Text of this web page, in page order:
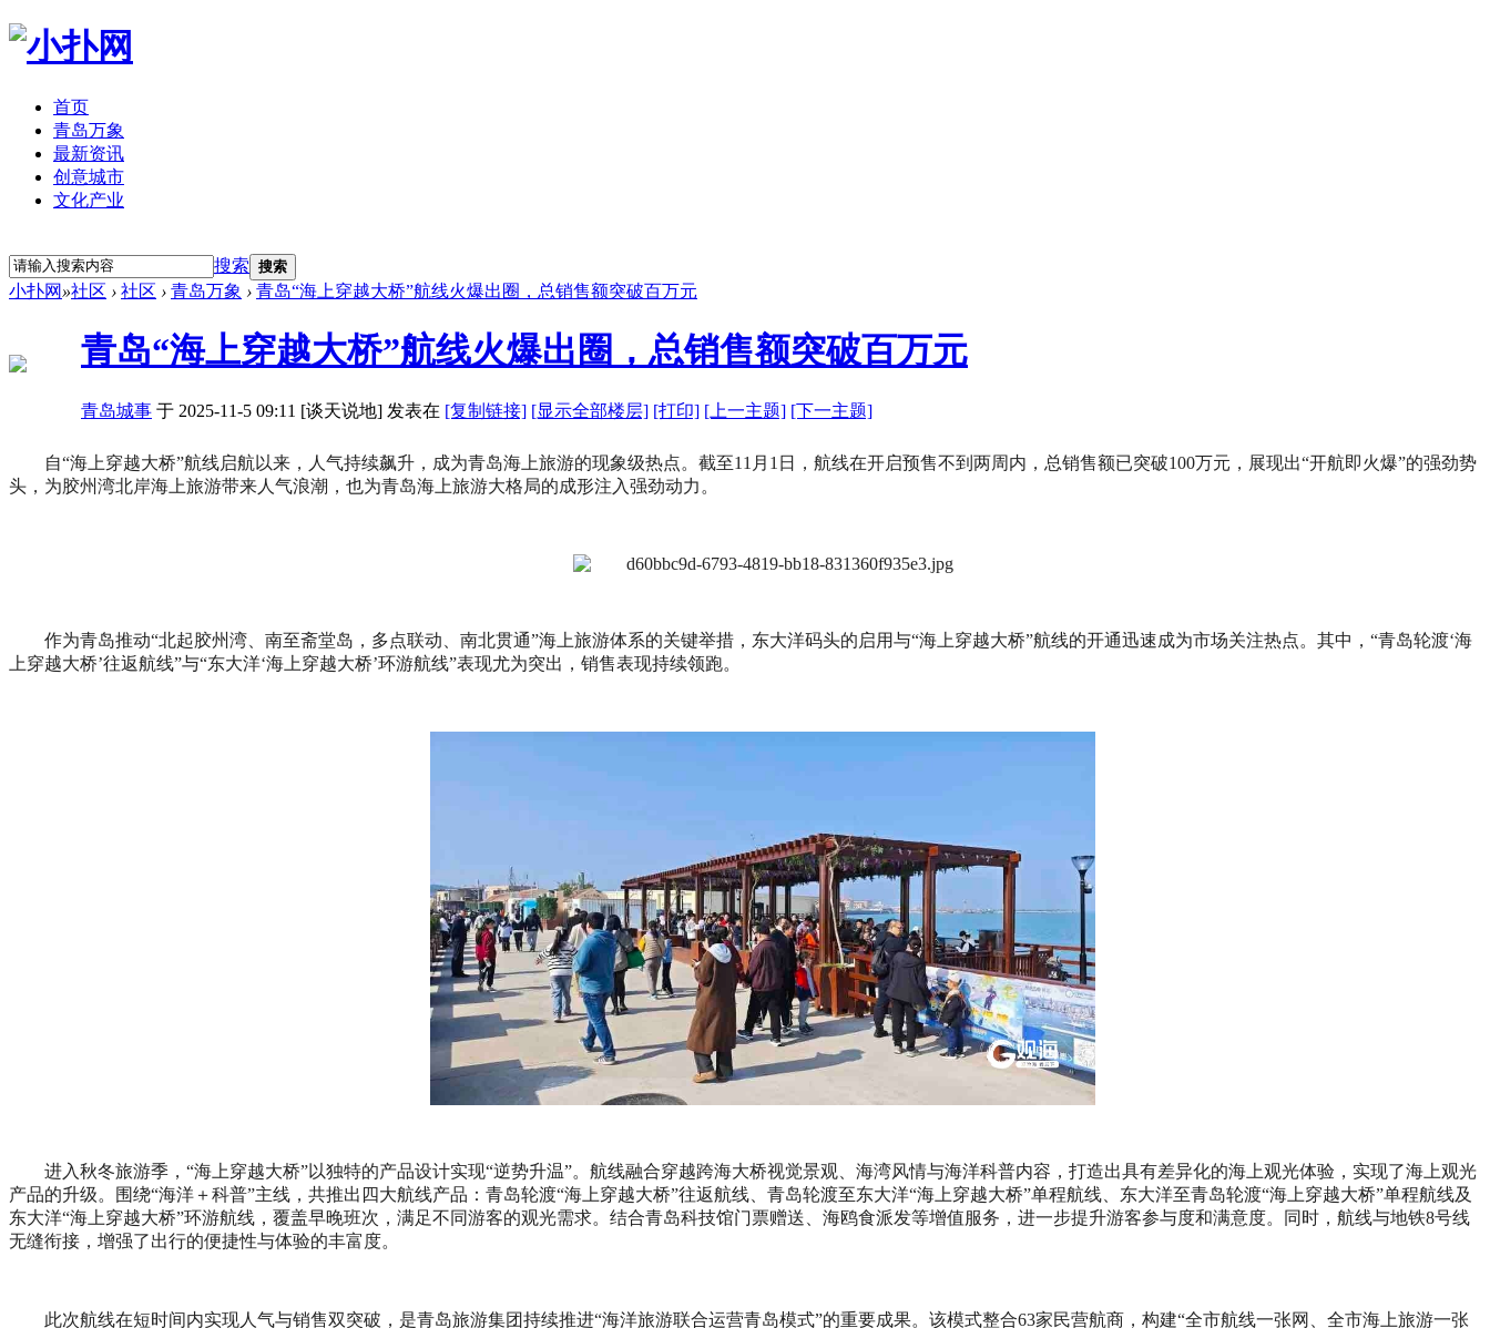
首页
青岛万象
最新资讯
创意城市
文化产业
搜索 搜索
小扑网 »社区 › 社区 › 青岛万象 › 青岛“海上穿越大桥”航线火爆出圈，总销售额突破百万元
青岛“海上穿越大桥”航线火爆出圈，总销售额突破百万元
青岛城事 于 2025-11-5 09:11 [谈天说地] 发表在 [复制链接] [显示全部楼层] [打印] [上一主题] [下一主题]
自“海上穿越大桥”航线启航以来，人气持续飙升，成为青岛海上旅游的现象级热点。截至11月1日，航线在开启预售不到两周内，总销售额已突破100万元，展现出“开航即火爆”的强劲势
头，为胶州湾北岸海上旅游带来人气浪潮，也为青岛海上旅游大格局的成形注入强劲动力。
作为青岛推动“北起胶州湾、南至斋堂岛，多点联动、南北贯通”海上旅游体系的关键举措，东大洋码头的启用与“海上穿越大桥”航线的开通迅速成为市场关注热点。其中，“青岛轮渡‘海
上穿越大桥’往返航线”与“东大洋‘海上穿越大桥’环游航线”表现尤为突出，销售表现持续领跑。
进入秋冬旅游季，“海上穿越大桥”以独特的产品设计实现“逆势升温”。航线融合穿越跨海大桥视觉景观、海湾风情与海洋科普内容，打造出具有差异化的海上观光体验，实现了海上观光
产品的升级。围绕“海洋＋科普”主线，共推出四大航线产品：青岛轮渡“海上穿越大桥”往返航线、青岛轮渡至东大洋“海上穿越大桥”单程航线、东大洋至青岛轮渡“海上穿越大桥”单程航线及
东大洋“海上穿越大桥”环游航线，覆盖早晚班次，满足不同游客的观光需求。结合青岛科技馆门票赠送、海鸥食派发等增值服务，进一步提升游客参与度和满意度。同时，航线与地铁8号线
无缝衔接，增强了出行的便捷性与体验的丰富度。
此次航线在短时间内实现人气与销售双突破，是青岛旅游集团持续推进“海洋旅游联合运营青岛模式”的重要成果。该模式整合63家民营航商，构建“全市航线一张网、全市海上旅游一张